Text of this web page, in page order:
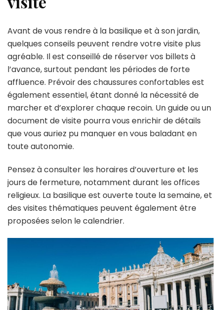
Avant de vous rendre à la basilique et à son jardin,
quelques conseils peuvent rendre votre visite plus
agréable. Il est conseillé de réserver vos billets à
l’avance, surtout pendant les périodes de forte
affluence. Prévoir des chaussures confortables est
également essentiel, étant donné la nécessité de
marcher et d’explorer chaque recoin. Un guide ou un
document de visite pourra vous enrichir de détails
que vous auriez pu manquer en vous baladant en
toute autonomie.
Pensez à consulter les horaires d’ouverture et les
jours de fermeture, notamment durant les offices
religieux. La basilique est ouverte toute la semaine, et
des visites thématiques peuvent également être
proposées selon le calendrier.